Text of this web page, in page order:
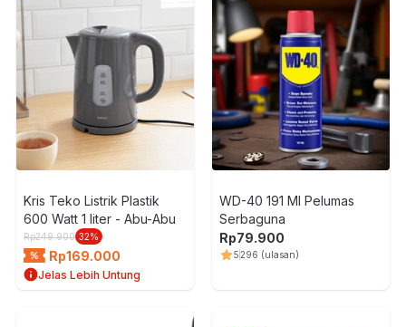
Kris Teko Listrik Plastik
600 Watt 1 liter - Abu-Abu
Rp249.900 32%
Rp169.000
Jelas Lebih Untung
WD-40 191 Ml Pelumas
Serbaguna
Rp79.900
5296 (ulasan)